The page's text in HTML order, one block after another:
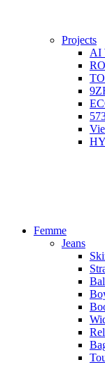
Projects
AI
Femme
Jeans